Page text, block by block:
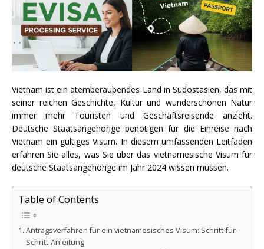
Vietnam ist ein atemberaubendes Land in Südostasien, das mit
seiner reichen Geschichte, Kultur und wunderschönen Natur
immer mehr Touristen und Geschäftsreisende anzieht.
Deutsche Staatsangehörige benötigen für die Einreise nach
Vietnam ein gültiges Visum. In diesem umfassenden Leitfaden
erfahren Sie alles, was Sie über das vietnamesische Visum für
deutsche Staatsangehörige im Jahr 2024 wissen müssen.
Table of Contents
Antragsverfahren für ein vietnamesisches Visum: Schritt-für-
Schritt-Anleitung